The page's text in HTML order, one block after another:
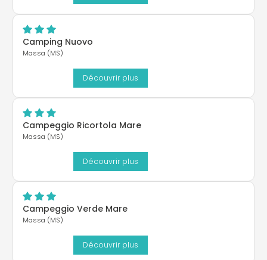
Camping Nuovo
Massa (MS)
Découvrir plus
Campeggio Ricortola Mare
Massa (MS)
Découvrir plus
Campeggio Verde Mare
Massa (MS)
Découvrir plus